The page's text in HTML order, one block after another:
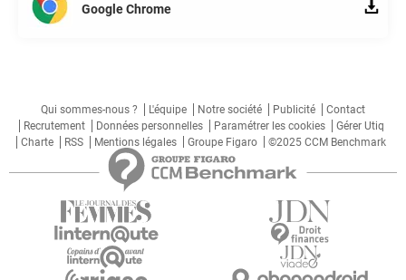
Google Chrome
Qui sommes-nous ? L'équipe Notre société Publicité
Contact
Recrutement
Données personnelles Paramétrer les cookies
Gérer Utiq
Charte
RSS Mentions légales Groupe Figaro ©2025 CCM Benchmark